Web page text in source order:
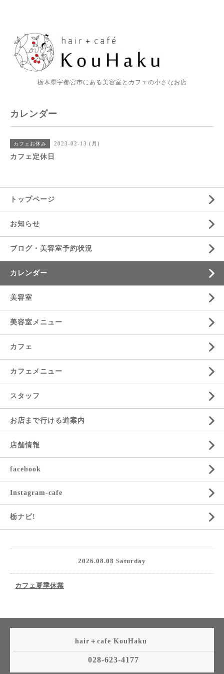
栃木県宇都宮市にある美容室とカフェの小さなお店
カレンダー
カフェお休み 2023-02-13 (月)
カフェ定休日
トップページ
お知らせ
ブログ・美容室予約状況
カレンダー
美容室
美容室メニュー
カフェ
カフェメニュー
スタッフ
お店まで行ける道案内
店舗情報
facebook
Instagram-cafe
栃ナビ!
2026.08.08 Saturday
カフェ夏季休業
hair＋cafe KouHaku
028-623-4177